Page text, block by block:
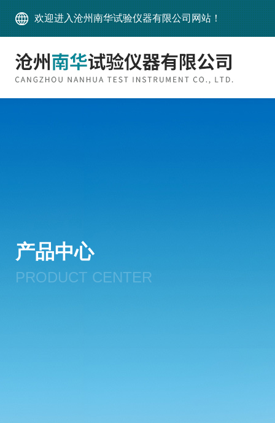
欢迎进入沧州南华试验仪器有限公司网站！
产品中心
PRODUCT CENTER